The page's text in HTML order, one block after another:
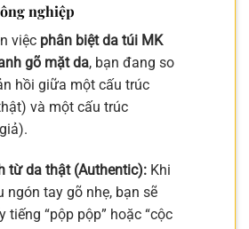
nghiệp
việc phân biệt da túi MK
gõ mặt da, bạn đang so
hồi giữa một cấu trúc
và một cấu trúc
từ da thật (Authentic):Khi
ngón tay gõ nhẹ, bạn sẽ
tiếng “pộp pộp” hoặc “cộc